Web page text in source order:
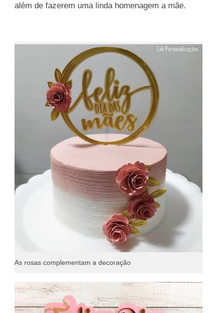
além de fazerem uma linda homenagem a mãe.
As rosas complementam a decoração